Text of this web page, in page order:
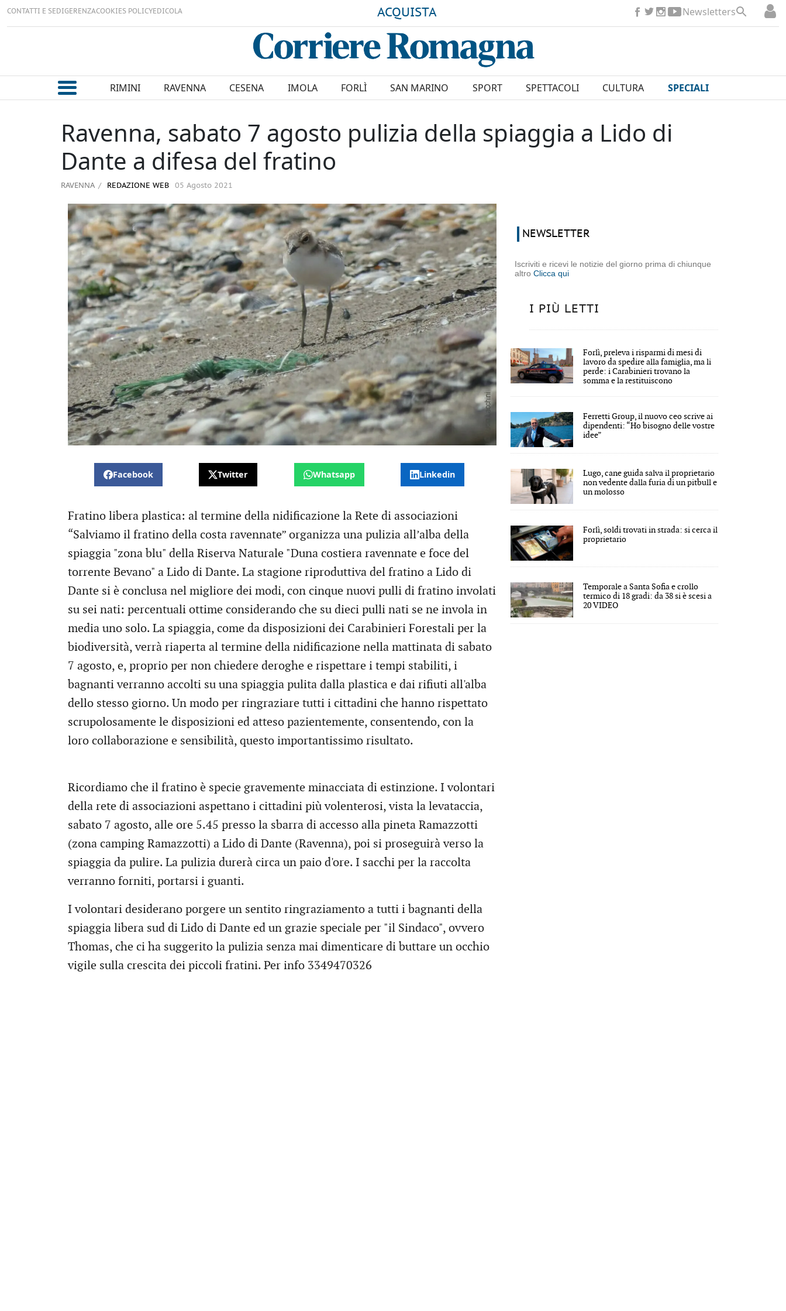
CONTATTI E SEDIGERENZACOOKIES POLICYEDICOLA ACQUISTA Newsletters
RIMINI RAVENNA CESENA IMOLA FORLÌ SAN MARINO SPORT SPETTACOLI CULTURA SPECIALI
Ravenna, sabato 7 agosto pulizia della spiaggia a Lido di
Dante a difesa del fratino
RAVENNA REDAZIONE WEB 05 Agosto 2021
Facebook Twitter Whatsapp Linkedin
Fratino libera plastica: al termine della nidificazione la Rete di associazioni
“Salviamo il fratino della costa ravennate” organizza una pulizia all’alba della
spiaggia "zona blu" della Riserva Naturale "Duna costiera ravennate e foce del
torrente Bevano" a Lido di Dante. La stagione riproduttiva del fratino a Lido di
Dante si è conclusa nel migliore dei modi, con cinque nuovi pulli di fratino involati
su sei nati: percentuali ottime considerando che su dieci pulli nati se ne invola in
media uno solo. La spiaggia, come da disposizioni dei Carabinieri Forestali per la
biodiversità, verrà riaperta al termine della nidificazione nella mattinata di sabato
7 agosto, e, proprio per non chiedere deroghe e rispettare i tempi stabiliti, i
bagnanti verranno accolti su una spiaggia pulita dalla plastica e dai rifiuti all'alba
dello stesso giorno. Un modo per ringraziare tutti i cittadini che hanno rispettato
scrupolosamente le disposizioni ed atteso pazientemente, consentendo, con la
loro collaborazione e sensibilità, questo importantissimo risultato.
Ricordiamo che il fratino è specie gravemente minacciata di estinzione. I volontari
della rete di associazioni aspettano i cittadini più volenterosi, vista la levataccia,
sabato 7 agosto, alle ore 5.45 presso la sbarra di accesso alla pineta Ramazzotti
(zona camping Ramazzotti) a Lido di Dante (Ravenna), poi si proseguirà verso la
spiaggia da pulire. La pulizia durerà circa un paio d'ore. I sacchi per la raccolta
verranno forniti, portarsi i guanti.
I volontari desiderano porgere un sentito ringraziamento a tutti i bagnanti della
spiaggia libera sud di Lido di Dante ed un grazie speciale per "il Sindaco", ovvero
Thomas, che ci ha suggerito la pulizia senza mai dimenticare di buttare un occhio
vigile sulla crescita dei piccoli fratini. Per info 3349470326
NEWSLETTER
Iscriviti e ricevi le notizie del giorno prima di chiunque
altroClicca qui
I PIÙ LETTI
Forlì, preleva i risparmi di mesi di
lavoro da spedire alla famiglia, ma li
perde: i Carabinieri trovano la
somma e la restituiscono
Ferretti Group, il nuovo ceo scrive ai
dipendenti: “Ho bisogno delle vostre
idee”
Lugo, cane guida salva il proprietario
non vedente dalla furia di un pitbull e
un molosso
Forlì, soldi trovati in strada: si cerca il
proprietario
Temporale a Santa Sofia e crollo
termico di 18 gradi: da 38 si è scesi a
20 VIDEO